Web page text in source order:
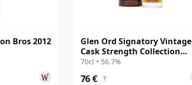
Bros 2012
Glen Ord Signatory Vintage
Cask Strength Collection
Single 2009 16 años
70cl • 56.7%
76 € ?